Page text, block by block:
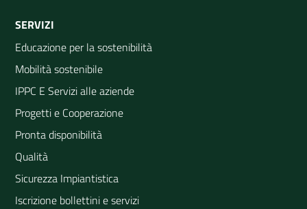
SERVIZI
Educazione per la sostenibilità
Mobilità sostenibile
IPPC E Servizi alle aziende
Progetti e Cooperazione
Pronta disponibilità
Qualità
Sicurezza Impiantistica
Iscrizione bollettini e servizi